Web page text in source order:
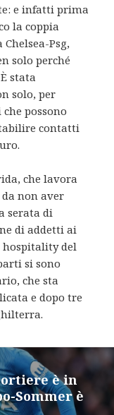
e infatti prima
la coppia
Psg,
solo perché
stata
solo, per
possono
contatti
che lavora
non aver
serata di
di addetti ai
hospitality del
si sono
che sta
e dopo tre
è in
Sommer è